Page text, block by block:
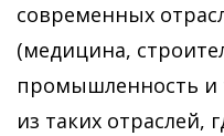
современных
(медицина,
промышленность и
из таких отраслей,